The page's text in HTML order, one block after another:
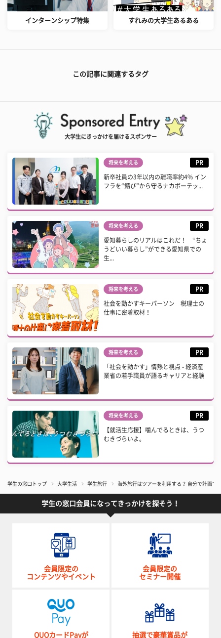
インターンシップ特集 すれみの大学生あるある
この記事に関連するタグ
大学生にきっかけを届けるスポンサー
将来を考える PR
新卒社員の3年以内の離職率約4% イン
フラを“錆び”から守るナカボーテッ...
将来を考える PR
愛知暮らしのリアルはこれだ！ “ちょ
うどいい暮らし”ができる愛知県での
生...
将来を考える PR
社会を動かすキーパーソン 税理士の
仕事に密着取材！
将来を考える PR
「社会を動かす」情熱と視点 - 経済産
業省の若手職員が語るキャリアと経験
将来を考える PR
【就活生応援】噛んでるときは、うつ
むきづらいよ。
学生の窓口トップ 大学生活 学生旅行 海外旅行はツアーを利用する？ 自分で計画す
学生の窓口会員になってきっかけを探そう！
会員限定の
コンテンツやイベント
会員限定の
セミナー開催
QUOカードPayが 抽選で豪華賞品が